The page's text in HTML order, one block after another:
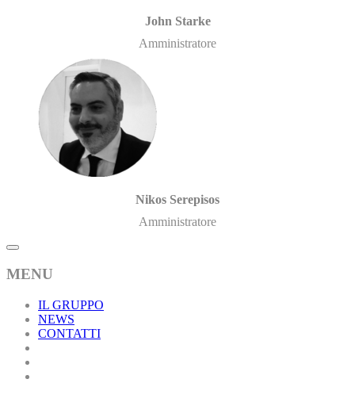
John Starke
Amministratore
Nikos Serepisos
Amministratore
MENU
IL GRUPPO
NEWS
CONTATTI